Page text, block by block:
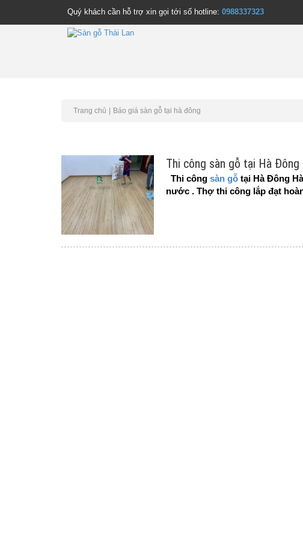
Quý khách cần hỗ trợ xin gọi tới số hotline: 0988337323
Trang chủ Báo giá sàn gỗ tại hà đông
Thi công sàn gỗ tại Hà Đông
Thi công sàn gỗ tại Hà Đông
nước . Thợ thi công lắp đạt